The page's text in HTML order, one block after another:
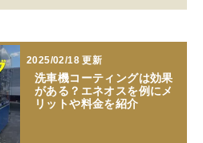
2025/02/18 更新
洗車機コーティングは効果
がある？エネオスを例にメ
リットや料金を紹介